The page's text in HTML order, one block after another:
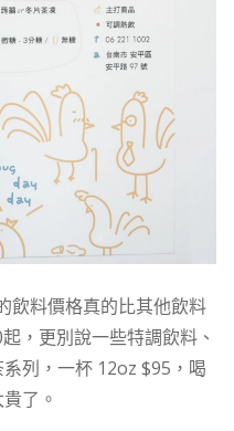
飲料價格真的比其他飲料
，更別說一些特調飲料、
列，一杯 12oz $95，喝
了。